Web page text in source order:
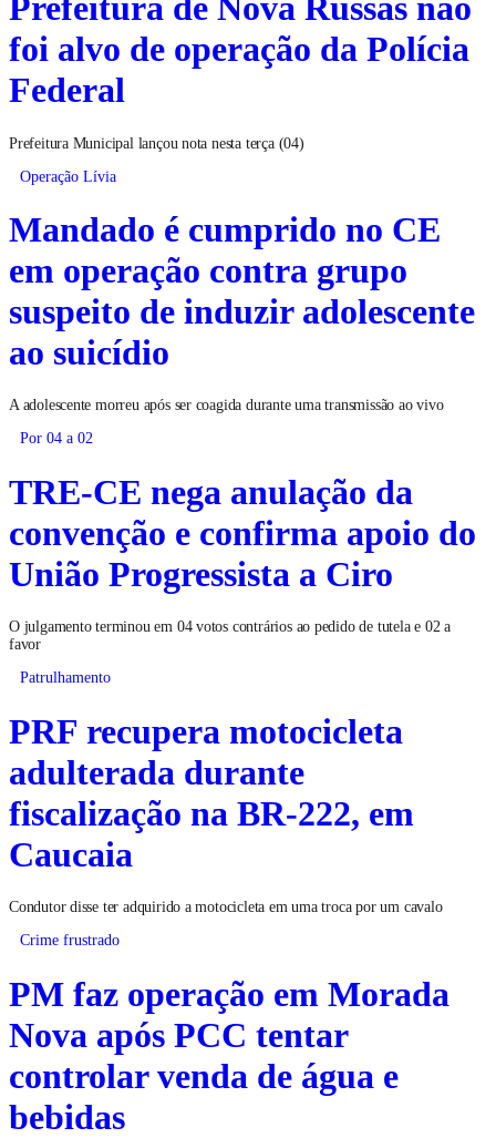
foi alvo de operação da Polícia
Federal
Prefeitura Municipal lançou nota nesta terça (04)
Operação Lívia
Mandado é cumprido no CE
em operação contra grupo
suspeito de induzir adolescente
ao suicídio
A adolescente morreu após ser coagida durante uma transmissão ao vivo
Por 04 a 02
TRE-CE nega anulação da
convenção e confirma apoio do
União Progressista a Ciro
O julgamento terminou em 04 votos contrários ao pedido de tutela e 02 a
favor
Patrulhamento
PRF recupera motocicleta
adulterada durante
fiscalização na BR-222, em
Caucaia
Condutor disse ter adquirido a motocicleta em uma troca por um cavalo
Crime frustrado
PM faz operação em Morada
Nova após PCC tentar
controlar venda de água e
bebidas